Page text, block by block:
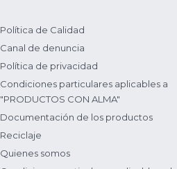
Política de Calidad
Canal de denuncia
Política de privacidad
Condiciones particulares aplicables a
"PRODUCTOS CON ALMA"
Documentación de los productos
Reciclaje
Quienes somos